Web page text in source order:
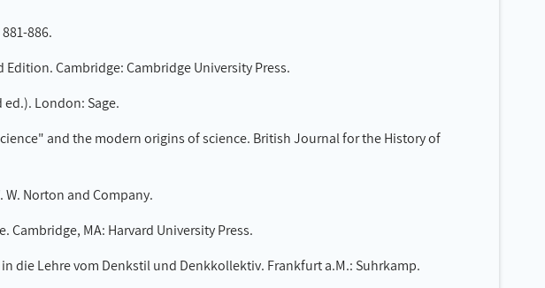
886.
Edition. Cambridge: Cambridge University Press.
London: Sage.
and the modern origins of science. British Journal for the History of
W. Norton and Company.
MA: Harvard University Press.
die Lehre vom Denkstil und Denkkollektiv. Frankfurt a.M.: Suhrkamp.